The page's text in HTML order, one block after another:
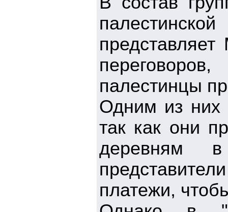
палестинцы
Одним из них
так как они
деревням в
платежи,